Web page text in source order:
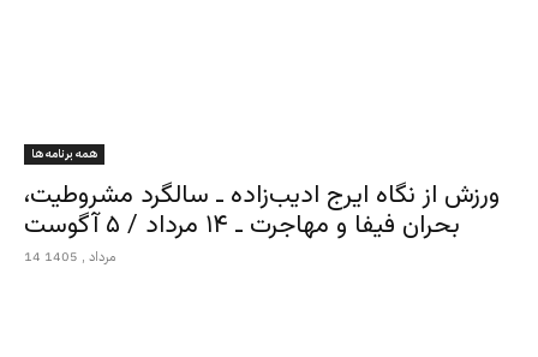
همه برنامه ها
ورزش از نگاه ایرج ادیب‌زاده ـ سالگرد مشروطیت،
بحران فیفا و مهاجرت ـ ۱۴ مرداد / ۵ آگوست
14 مرداد , 1405